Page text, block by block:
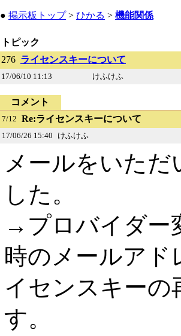
● 掲示板トップ> ひかる > 機能関係
トピック
276 ライセンスキーについて
17/06/10 11:13 けふけふ
コメント
7/12 Re:ライセンスキーについて
17/06/26 15:40 けふけふ
メールをいた
した。
→プロバイダー
時のメールアド
イセンスキーの
す。